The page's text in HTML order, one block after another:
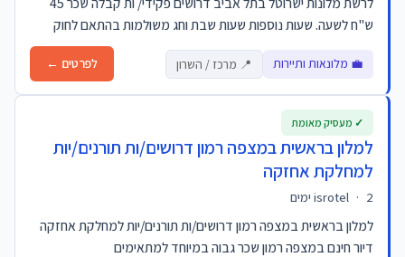
ש"ח לשעה. שעות נוספות שעות שבת וחג משולמות בהתאם לחוק
💼 מלונאות ותיירות 📍 מרכז / השרון לפרטים ←
למלון בראשית במצפה רמון דרושים/ות תורנים/יות
למחלקת אחזקה
isrotel · 2 ימים
למלון בראשית במצפה רמון דרושים/ות תורנים/יות למחלקת אחזקה
דיור חינם במצפה רמון שכר גבוה במיוחד למתאימים
✓ מעסיק מאומת